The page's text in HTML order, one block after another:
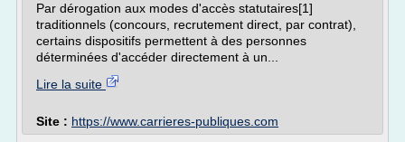
Par dérogation aux modes d'accès statutaires[1]
traditionnels (concours, recrutement direct, par contrat),
certains dispositifs permettent à des personnes
déterminées d'accéder directement à un...
Lire la suite
Site : https://www.carrieres-publiques.com